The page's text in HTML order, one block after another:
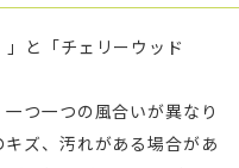
と「チェリーウッド
つ一つの風合いが異なり
ズ、汚れがある場合があ